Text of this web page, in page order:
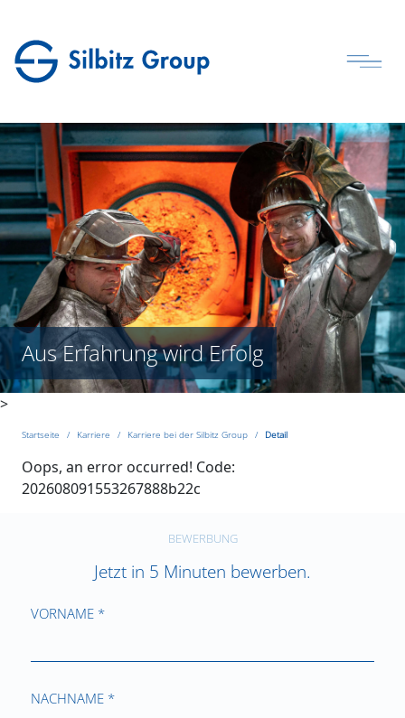
Aus Erfahrung wird Erfolg
>
Startseite Karriere Karriere bei der Silbitz Group Detail
Oops, an error occurred! Code:
202608091553267888b22c
BEWERBUNG
Jetzt in 5 Minuten bewerben.
VORNAME *
NACHNAME *